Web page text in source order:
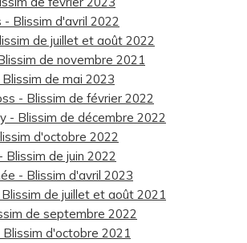
Blissim d'avril 2022
de juillet et août 2022
de novembre 2021
de mai 2023
- Blissim de février 2022
- Blissim de décembre 2022
d'octobre 2022
Blissim de juin 2022
- Blissim d'avril 2023
de juillet et août 2021
de septembre 2022
d'octobre 2021